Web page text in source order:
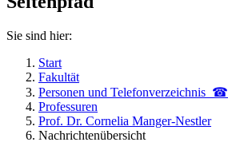
Sie sind hier:
Start
Fakultät
Personen und Telefon­verzeichnis ☎
Professuren
Prof. Dr. Cornelia Manger-Nestler
Nachrichtenübersicht